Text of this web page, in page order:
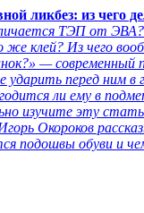
ликбез: из чего
ТЭП от
клей? Из чего
— современный
перед ним в
ли ему в
изучите эту
Окороков
подошвы обуви и